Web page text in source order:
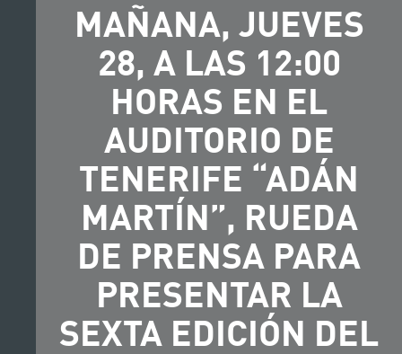
MAÑANA, JUEVES
28, A LAS 12:00
HORAS EN EL
AUDITORIO DE
TENERIFE “ADÁN
MARTÍN”, RUEDA
DE PRENSA PARA
PRESENTAR LA
SEXTA EDICIÓN DEL